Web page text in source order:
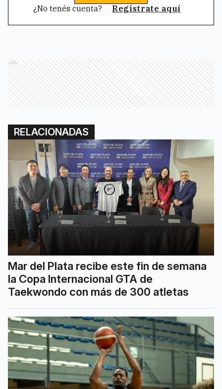
¿No tenés cuenta? Registrate aquí
Ads
RELACIONADAS
Mar del Plata recibe este fin de semana
la Copa Internacional GTA de
Taekwondo con más de 300 atletas